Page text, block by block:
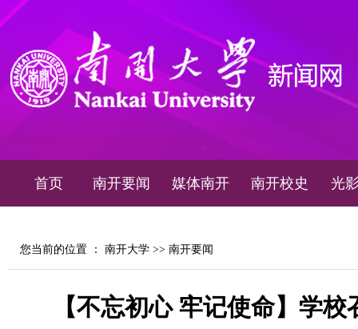
首页 南开要闻 媒体南开 南开校史 光
您当前的位置 ： 南开大学 >> 南开要闻
【不忘初心 牢记使命】学